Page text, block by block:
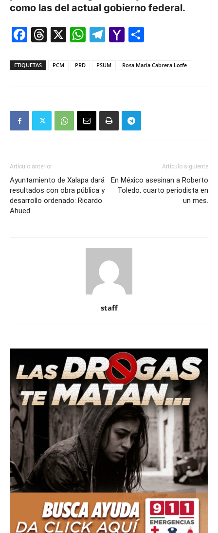
como las del actual gobierno federal.
Facebook
Threads
X WhatsApp
Telegram
Yahoo
ETIQUETAS PCM PRD PSUM Rosa María Cabrera Lotfe
Artículo anterior
Ayuntamiento de Xalapa dará
resultados con obra pública y
desarrollo ordenado: Ricardo
Ahued.
Artículo siguiente
En México asesinan a Roberto
Toledo, cuarto periodista en
un mes.
staff